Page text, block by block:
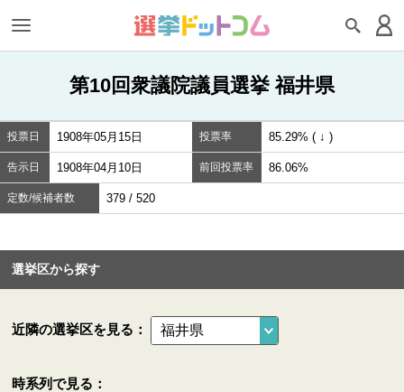
第10回衆議院議員選挙 福井県
投票日 1908年05月15日 投票率 85.29% ( ↓ )
告示日 1908年04月10日 前回投票率 86.06%
定数/候補者数 379 / 520
選挙区から探す
近隣の選挙区を見る：
時系列で見る：